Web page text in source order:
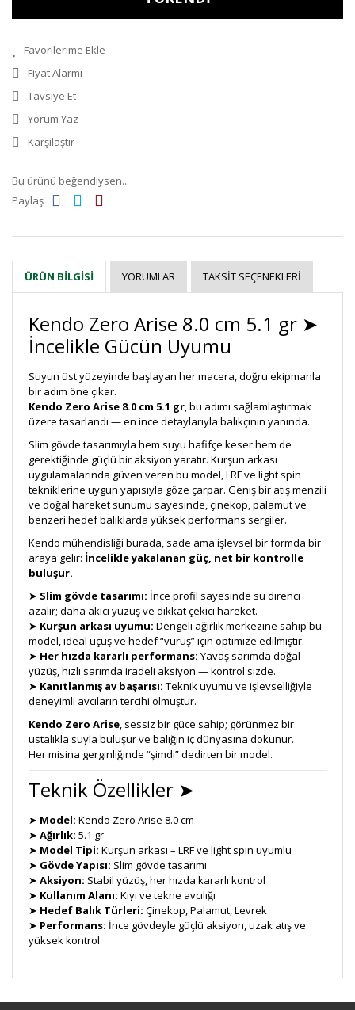
Fiyat Alarmı
Tavsiye Et
Yorum Yaz
Karşılaştır
Bu ürünü beğendiysen...
Paylaş
ÜRÜN BILGISI YORUMLAR TAKSIT SEÇENEKLERI
Kendo Zero Arise 8.0 cm 5.1 gr ➤
İncelikle Gücün Uyumu
Suyun üst yüzeyinde başlayan her macera, doğru ekipmanla
bir adım öne çıkar.
Kendo Zero Arise 8.0 cm 5.1 gr, bu adımı sağlamlaştırmak
üzere tasarlandı — en ince detaylarıyla balıkçının yanında.
Slim gövde tasarımıyla hem suyu hafifçe keser hem de
gerektiğinde güçlü bir aksiyon yaratır. Kurşun arkası
uygulamalarında güven veren bu model, LRF ve light spin
tekniklerine uygun yapısıyla göze çarpar. Geniş bir atış menzili
ve doğal hareket sunumu sayesinde, çinekop, palamut ve
benzeri hedef balıklarda yüksek performans sergiler.
Kendo mühendisliği burada, sade ama işlevsel bir formda bir
araya gelir: İncelikle yakalanan güç, net bir kontrolle
buluşur.
➤ Slim gövde tasarımı: İnce profil sayesinde su direnci
azalır; daha akıcı yüzüş ve dikkat çekici hareket.
➤ Kurşun arkası uyumu: Dengeli ağırlık merkezine sahip bu
model, ideal uçuş ve hedef “vuruş” için optimize edilmiştir.
➤ Her hızda kararlı performans: Yavaş sarımda doğal
yüzüş, hızlı sarımda iradeli aksiyon — kontrol sizde.
➤ Kanıtlanmış av başarısı: Teknik uyumu ve işlevselliğiyle
deneyimli avcıların tercihi olmuştur.
Kendo Zero Arise, sessiz bir güce sahip; görünmez bir
ustalıkla suyla buluşur ve balığın iç dünyasına dokunur.
Her misina gerginliğinde “şimdi” dedirten bir model.
Teknik Özellikler ➤
➤ Model: Kendo Zero Arise 8.0 cm
➤ Ağırlık: 5.1 gr
➤ Model Tipi: Kurşun arkası – LRF ve light spin uyumlu
➤ Gövde Yapısı: Slim gövde tasarımı
➤ Aksiyon: Stabil yüzüş, her hızda kararlı kontrol
➤ Kullanım Alanı: Kıyı ve tekne avcılığı
➤ Hedef Balık Türleri: Çinekop, Palamut, Levrek
➤ Performans: İnce gövdeyle güçlü aksiyon, uzak atış ve
yüksek kontrol